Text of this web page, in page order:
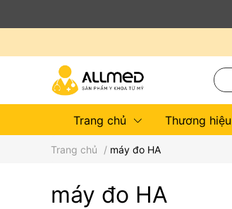
Trang chủ Thương
Trang chủ / máy đo HA
máy đo HA